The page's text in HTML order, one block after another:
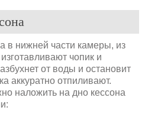
в нижней части камеры, из
чопик и
от воды и остановит
аккуратно отпиливают.
наложить на дно кессона